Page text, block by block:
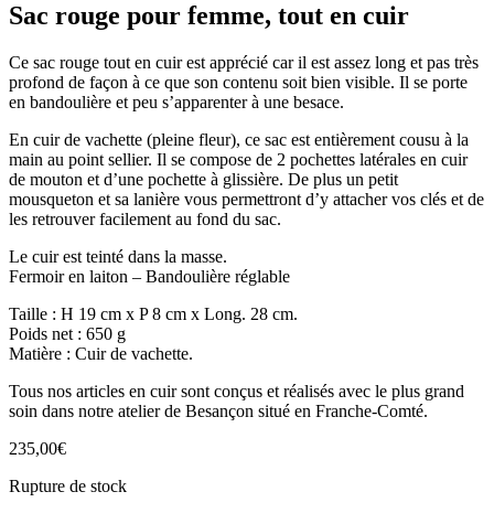
Sac rouge pour femme, tout en cuir
Ce sac rouge tout en cuir est apprécié car il est assez long et pas très
profond de façon à ce que son contenu soit bien visible. Il se porte
en bandoulière et peu s’apparenter à une besace.
En cuir de vachette (pleine fleur), ce sac est entièrement cousu à la
main au point sellier. Il se compose de 2 pochettes latérales en cuir
de mouton et d’une pochette à glissière. De plus un petit
mousqueton et sa lanière vous permettront d’y attacher vos clés et de
les retrouver facilement au fond du sac.
Le cuir est teinté dans la masse.
Fermoir en laiton – Bandoulière réglable
Taille : H 19 cm x P 8 cm x Long. 28 cm.
Poids net : 650 g
Matière : Cuir de vachette.
Tous nos articles en cuir sont conçus et réalisés avec le plus grand
soin dans notre atelier de Besançon situé en Franche-Comté.
235,00€
Rupture de stock